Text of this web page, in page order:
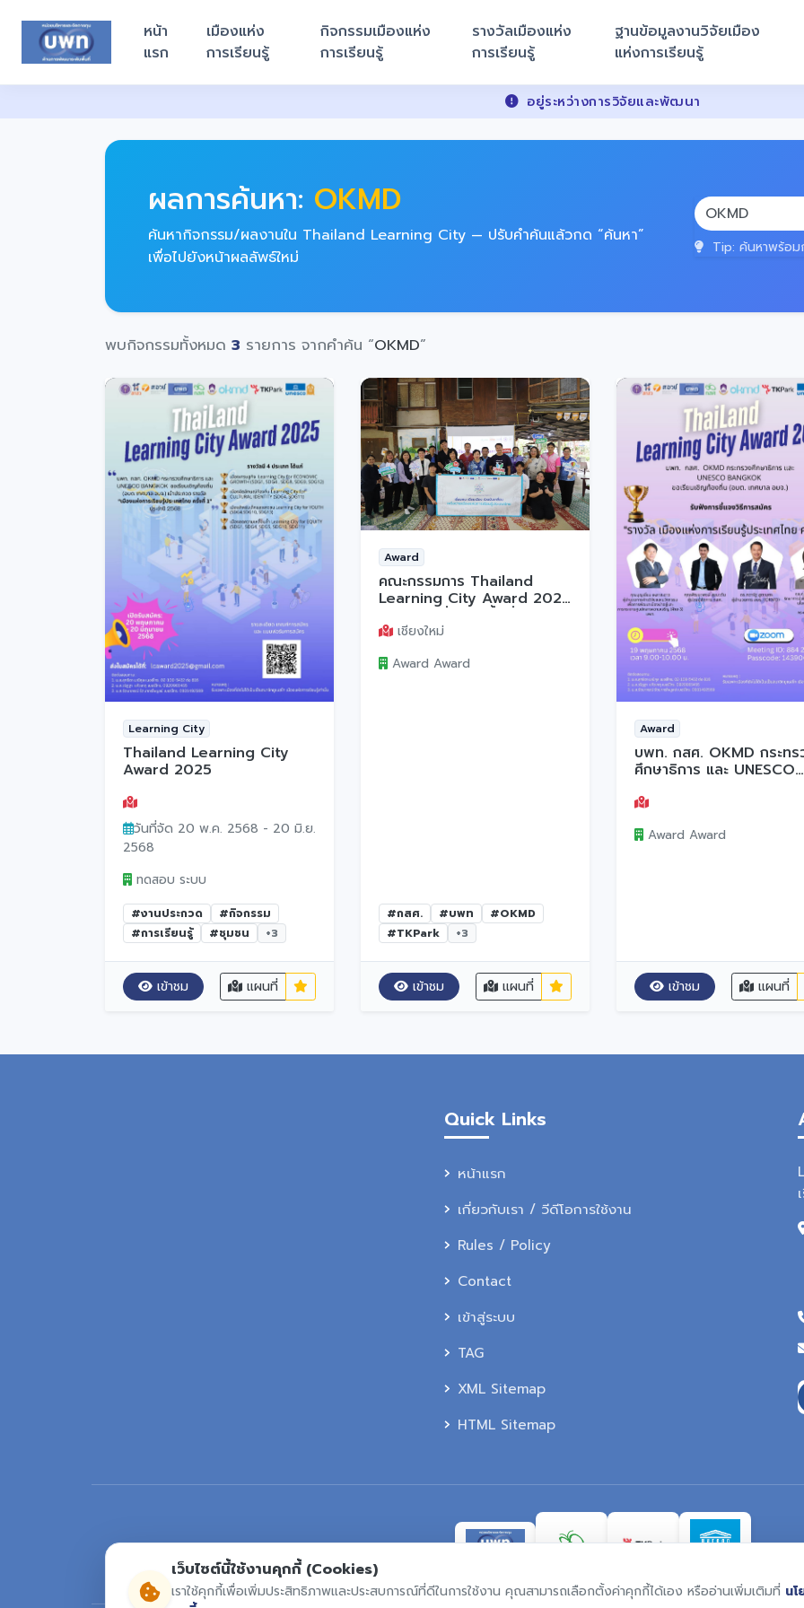
หน้า
แรก
เมืองแห่ง
การเรียนรู้
กิจกรรมเมืองแห่ง
การเรียนรู้
รางวัลเมืองแห่ง
การเรียนรู้
ฐานข้อมูลงานวิจัยเมือง
แห่งการเรียนรู้
อยู่ระหว่างการวิจัยและพัฒนา
ผลการค้นหา: OKMD
ค้นหากิจกรรม/ผลงานใน Thailand Learning City — ปรับคำค้นแล้วกด “ค้นหา”
เพื่อไปยังหน้าผลลัพธ์ใหม่
Tip: ค้นหาพร้อม
พบกิจกรรมทั้งหมด 3 รายการ จากคำค้น “OKMD”
Learning City
Thailand Learning City
Award 2025
วันที่จัด 20 พ.ค. 2568 - 20 มิ.ย.
2568
ทดสอบ ระบบ
#งานประกวด
#กิจกรรม
#การเรียนรู้
#ชุมชน +3
เข้าชม แผนที่
Award
คณะกรรมการ Thailand
Learning City Award 2025
เชียงดาว
เชียงใหม่
Award Award
#กสศ. #บพท
#OKMD
#TKPark
+3
เข้าชม แผนที่
Award
บพท. กสศ. OKMD กระทร
ศึกษาธิการ และ UNESCO
พะเยา ขอเรียนเชิญเทศบาล
การสมัคร
Award Award
เข้าชม แผนที่
Quick Links
หน้าแรก
เกี่ยวกับเรา / วีดีโอการใช้งาน
Rules / Policy
Contact
เข้าสู่ระบบ
TAG
XML Sitemap
HTML Sitemap
เว็บไซต์นี้ใช้งานคุกกี้ (Cookies)
เราใช้คุกกี้เพื่อเพิ่มประสิทธิภาพและประสบการณ์ที่ดีในการใช้งาน คุณสามารถเลือกตั้งค่าคุกกี้ได้เอง หรืออ่านเพิ่มเติมที่ นโ